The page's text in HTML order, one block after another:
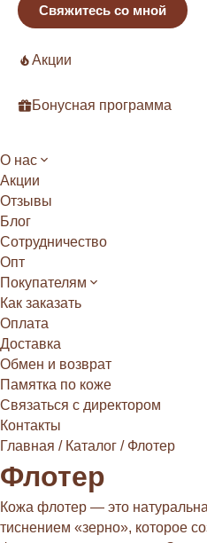
Свяжитесь со мной
Акции
Бонусная программа
О нас
Акции
Отзывы
Блог
Сотрудничество
Опт
Покупателям
Как заказать
Оплата
Доставка
Обмен и возврат
Памятка по коже
Связаться с директором
Контакты
Главная / Каталог / Флотер
Флотер
Кожа флотер — это
тиснением «зерно», которое